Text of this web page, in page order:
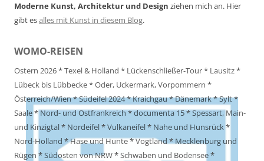
Moderne Kunst, Architektur und Design ziehen mich an. Hier
gibt esalles mit Kunst in diesem Blog.
WOMO-REISEN
Ostern 2026*Texel & Holland * Lückenschließer-Tour* Lausitz*
Lübeck bis Lübbecke*Oder, Uckermark, Vorpommern *
Österreich/Wien*Südeifel 2024*Kraichgau*Dänemark*Sylt*
Saale*Nord- und Ostfrankreich*documenta 15*Spessart, Main-
und Kinzigtal* Nordeifel*Vulkaneifel* Nahe und Hunsrück*
Nord-Holland *Hase und Hunte*Vogtland*Mecklenburg und
Rügen *Südosten von NRW*Schwaben und Bodensee*